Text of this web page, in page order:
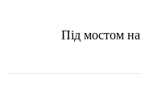
Під мостом